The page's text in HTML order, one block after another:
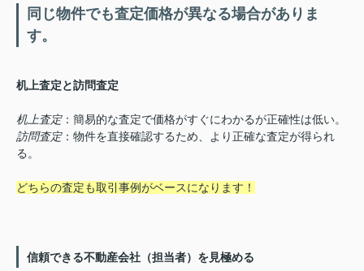
同じ物件でも査定価格が異なる場合がありま
す。
机上査定と訪問査定
机上査定：簡易的な査定で価格がすぐにわかるが正確性は低い。
訪問査定：物件を直接確認するため、より正確な査定が得られ
る。
どちらの査定も取引事例がベースになります！
信頼できる不動産会社（担当者）を見極める